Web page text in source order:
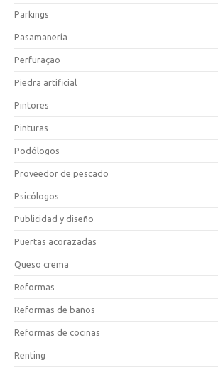
Parkings
Pasamanería
Perfuraçao
Piedra artificial
Pintores
Pinturas
Podólogos
Proveedor de pescado
Psicólogos
Publicidad y diseño
Puertas acorazadas
Queso crema
Reformas
Reformas de baños
Reformas de cocinas
Renting